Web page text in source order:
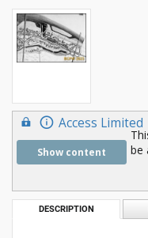
Access Limited
Show content
be
DESCRIPTION